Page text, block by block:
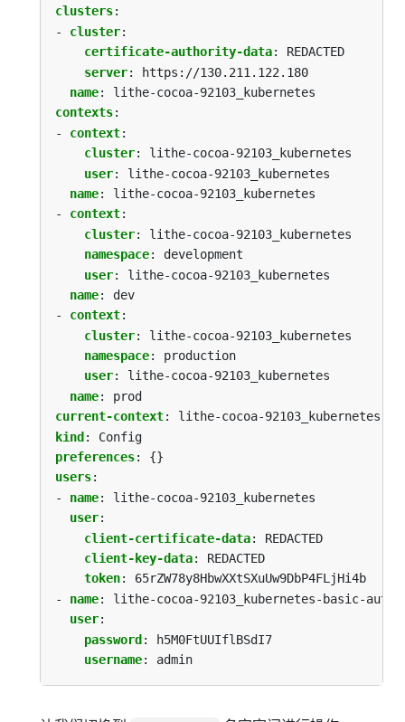
clusters:
- cluster:
certificate-authority-data:
REDACTED
server:
https://130.211.122.180
name:
lithe-cocoa-92103_kubernetes
contexts:
- context:
cluster:
lithe-cocoa-92103_kubernetes
user:
lithe-cocoa-92103_kubernetes
name:
lithe-cocoa-92103_kubernetes
- context:
cluster:
lithe-cocoa-92103_kubernetes
namespace:
development
user:
lithe-cocoa-92103_kubernetes
name:
dev
- context:
cluster:
lithe-cocoa-92103_kubernetes
namespace:
production
user:
lithe-cocoa-92103_kubernetes
name:
prod
current-context:
lithe-cocoa-92103_kubernetes
kind :
Config
preferences:
{}
users:
- name:
lithe-cocoa-92103_kubernetes
user:
client-certificate-data:
REDACTED
client-key-data:
REDACTED
token:
65rZW78y8HbwXXtSXuUw9DbP4FLjHi4b
- name:
lithe-cocoa-92103_kubernetes-basic-auth
user:
password:
h5M0FtUUIflBSdI7
username: admin